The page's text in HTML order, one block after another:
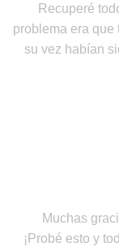
Recuperé
problema era que
su vez habían
Muchas
¡Probé esto y